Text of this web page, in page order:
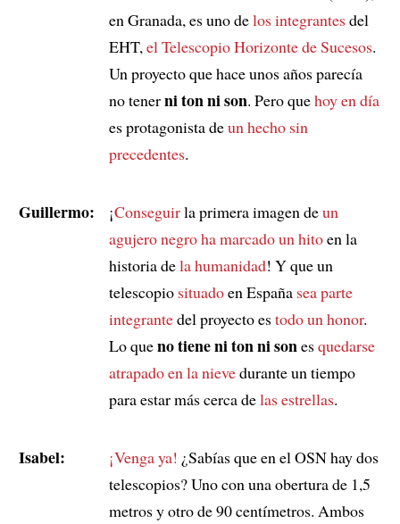
en Granada, es uno delos integrantesdel
EHT, el Telescopio Horizonte de Sucesos.
Un proyecto que hace unos años parecía
no tenerni ton ni son. Pero quehoy en día
es protagonista deun hecho sin
precedentes.
Guillermo: ¡Conseguirla primera imagen deun
agujero negroha marcado un hitoen la
historia dela humanidad! Y que un
telescopio situadoen España sea parte
integrantedel proyecto estodo un honor.
Lo queno tiene ni ton ni sonesquedarse
atrapado en la nievedurante un tiempo
para estar más cerca delas estrellas.
Isabel: ¡Venga ya! ¿Sabías que en el OSN hay dos
telescopios? Uno con una obertura de 1,5
metros y otro de 90 centímetros. Ambos